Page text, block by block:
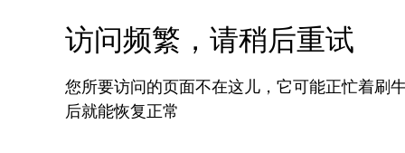
访问频繁，请稍后重试
您所要访问的页面不在这儿，它可能正忙着刷
后就能恢复正常